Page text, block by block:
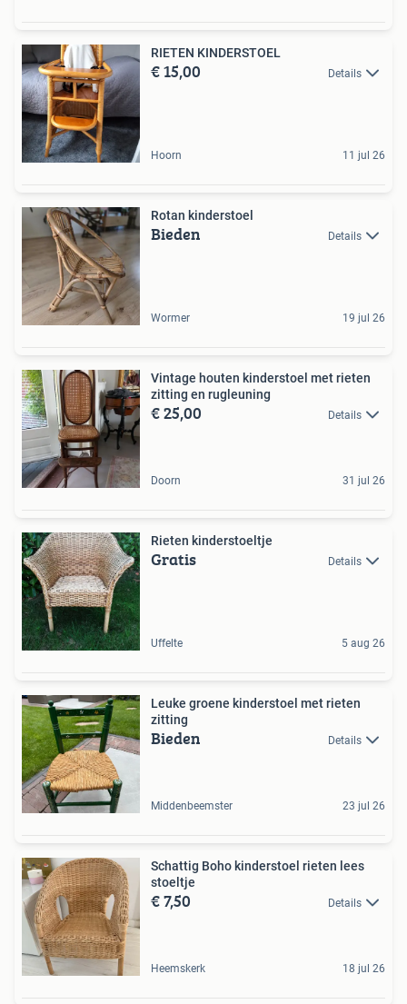
RIETEN KINDERSTOEL
€ 15,00 Details
Hoorn 11 jul 26
Rotan kinderstoel
Bieden Details
Wormer 19 jul 26
Vintage houten kinderstoel met rieten
zitting en rugleuning
€ 25,00 Details
Doorn 31 jul 26
Rieten kinderstoeltje
Gratis Details
Uffelte 5 aug 26
Leuke groene kinderstoel met rieten
zitting
Bieden Details
Middenbeemster 23 jul 26
Schattig Boho kinderstoel rieten lees
stoeltje
€ 7,50 Details
Heemskerk 18 jul 26